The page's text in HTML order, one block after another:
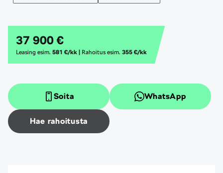
37 900 €
Leasing esim. 581 €/kk | Rahoitus esim. 355 €/kk
Soita WhatsApp
Hae rahoitusta